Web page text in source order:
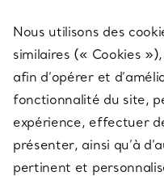
SERVICES
À PROPOS
QUESTIONS LÉGALES
Nous utilisons des
similaires (« Cookies
afin d’opérer et
fonctionnalité du site,
expérience, effectuer
présenter, ainsi qu’à
pertinent et